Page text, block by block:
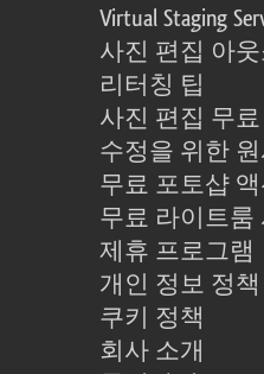
Virtual Staging
사진 편집 아웃
리터칭 팁
사진 편집 무료
수정을 위한 원
무료 포토샵 액
무료 라이트룸
제휴 프로그램
개인 정보 정책
쿠키 정책
회사 소개